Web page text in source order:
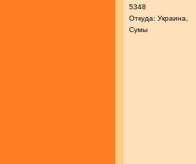
5348
Откуда: Украина,
Сумы